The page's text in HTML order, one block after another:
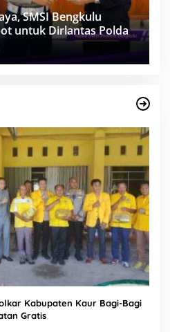
SMSI Bengkulu
untuk Dirlantas Polda
Kabupaten Kaur Bagi-Bagi
Gratis